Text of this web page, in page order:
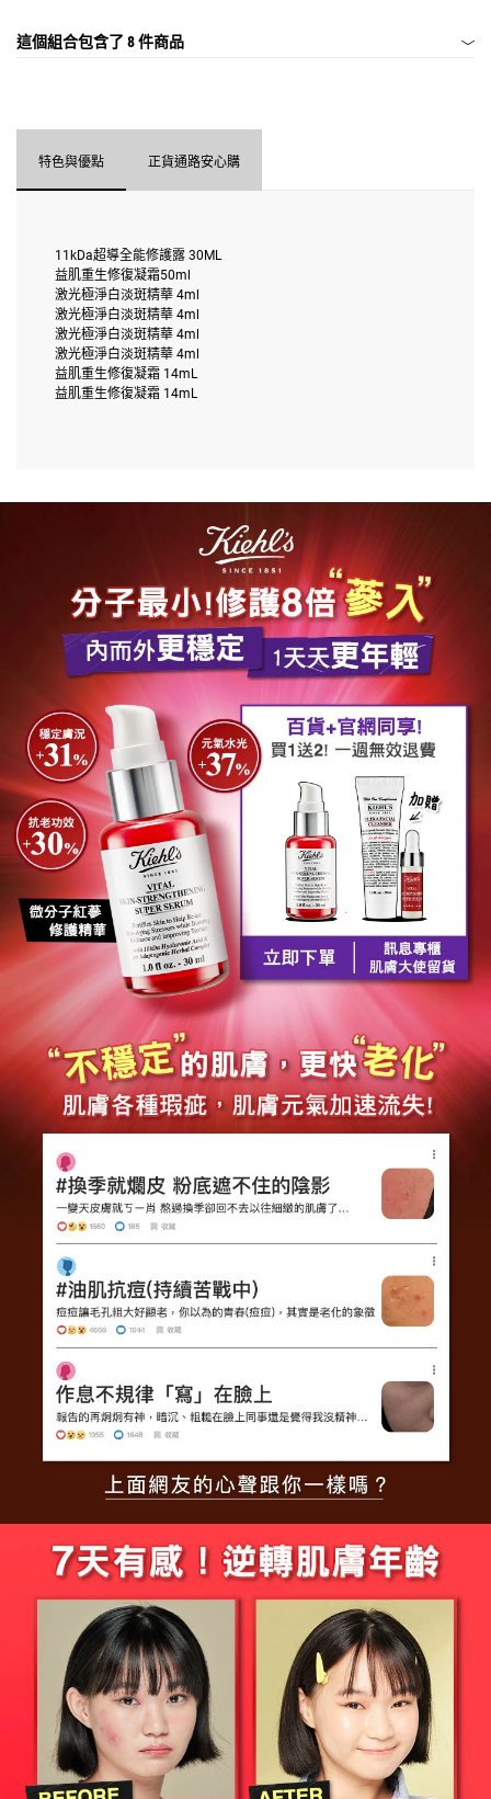
這個組合包含了 8 件商品
特色與優點 正貨通路安心購
11kDa超導全能修護露 30ML
益肌重生修復凝霜50ml
激光極淨白淡斑精華 4ml
激光極淨白淡斑精華 4ml
激光極淨白淡斑精華 4ml
激光極淨白淡斑精華 4ml
益肌重生修復凝霜 14mL
益肌重生修復凝霜 14mL